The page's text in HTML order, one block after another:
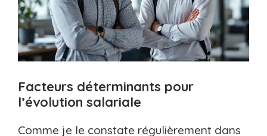
Facteurs déterminants pour
l’évolution salariale
Comme je le constate régulièrement dans